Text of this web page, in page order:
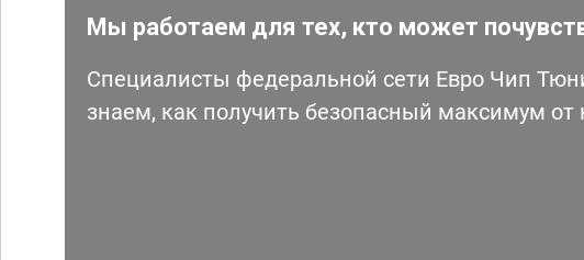
Мы работаем для тех, кто может
Специалисты федеральной сети Евро Чип
знаем, как получить безопасный максимум